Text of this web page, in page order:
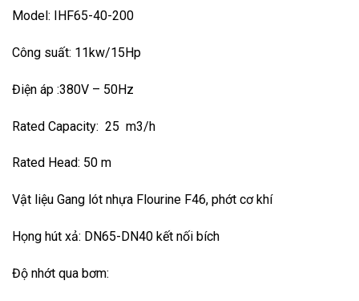
Model: IHF65-40-200
Công suất: 11kw/15Hp
Điện áp :380V – 50Hz
Rated Capacity: 25 m3/h
Rated Head: 50 m
Vật liệu Gang lót nhựa Flourine F46, phớt cơ khí
Họng hút xả: DN65-DN40 kết nối bích
Độ nhớt qua bơm: